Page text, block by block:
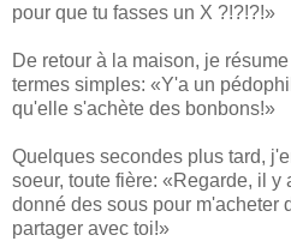
pour que tu fasses un X ?!?!?!»
De retour à la maison, je
termes simples: «Y'a un
qu'elle s'achète des bonbons!»
Quelques secondes plus tard,
soeur, toute fière: «Regarde, il y
donné des sous pour m'acheter
partager avec toi!»